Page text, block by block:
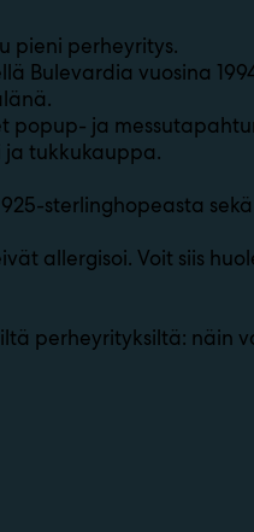
pieni perheyritys.
Bulevardia vuosina
ja
tukkukauppa.
sterlinghopeasta
allergisoi. Voit siis
perheyrityksiltä: näin